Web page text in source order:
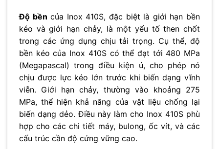
Độ bền của Inox 410S, đặc biệt là giới hạn bền
kéo và giới hạn chảy, là một yếu tố then chốt
trong các ứng dụng chịu tải trọng. Cụ thể, độ
bền kéo của Inox 410S có thể đạt tới 480 MPa
(Megapascal) trong điều kiện ủ, cho phép nó
chịu được lực kéo lớn trước khi biến dạng vĩnh
viễn. Giới hạn chảy, thường vào khoảng 275
MPa, thể hiện khả năng của vật liệu chống lại
biến dạng dẻo. Điều này làm cho Inox 410S phù
hợp cho các chi tiết máy, bulong, ốc vít, và các
cấu trúc cần độ cứng vững cao.